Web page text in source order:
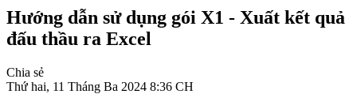
Hướng dẫn sử dụng gói X1 - Xuất kết quả
đấu thầu ra Excel
Chia sẻ
Thứ hai, 11 Tháng Ba 2024 8:36 CH